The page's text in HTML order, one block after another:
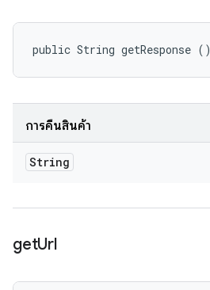
public String getResponse ()
การคืนสินค้า
String
getUrl